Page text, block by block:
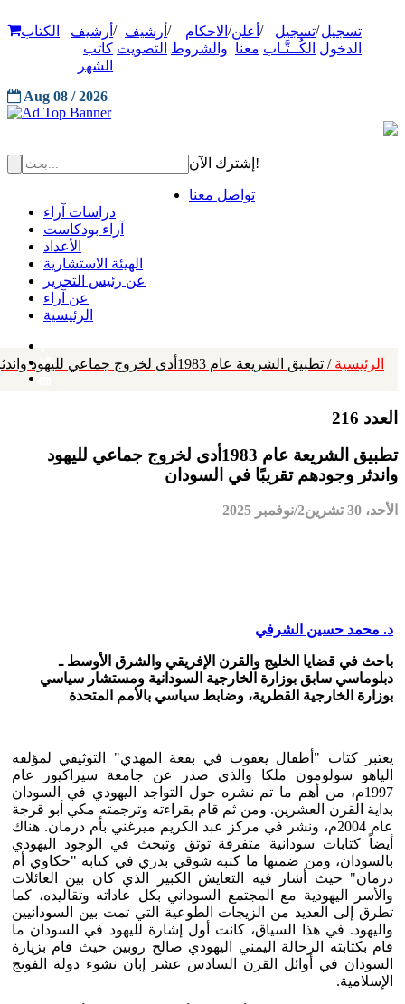
تسجيل
الدخول
/تسجيل
الكُــتَّـاب
/ أعلن
معنا
/ الاحكام
والشروط
/ أرشيف
التصويت
/ أرشيف
كاتب
الشهر
الكتاب
Aug 08 / 2026
إشترك الآن!
تواصل معنا
دراسات آراء
آراء بودكاست
الأعداد
الهيئة الاستشارية
عن رئيس التحرير
عن آراء
الرئيسية
الرئيسية / تطبيق الشريعة عام 1983أدى لخروج جماعي لليهود واندثر وجودهم تقريبًا في السودان
العدد 216
تطبيق الشريعة عام 1983أدى لخروج جماعي لليهود
واندثر وجودهم تقريبًا في السودان
الأحد، 30 تشرين2/نوفمبر 2025
د. محمد حسين الشرفي
باحث في قضايا الخليج والقرن الإفريقي والشرق الأوسط ـ
دبلوماسي سابق بوزارة الخارجية السودانية ومستشار سياسي
بوزارة الخارجية القطرية، وضابط سياسي بالأمم المتحدة
يعتبر كتاب "أطفال يعقوب في بقعة المهدي" التوثيقي لمؤلفه
الياهو سولومون ملكا والذي صدر عن جامعة سيراكيوز عام
1997م، من أهم ما تم نشره حول التواجد اليهودي في السودان
بداية القرن العشرين. ومن ثم قام بقراءته وترجمته مكي أبو قرجة
عام 2004م، ونشر في مركز عبد الكريم ميرغني بأم درمان. هناك
أيضاً كتابات سودانية متفرقة توثق وتبحث في الوجود اليهودي
بالسودان، ومن ضمنها ما كتبه شوقي بدري في كتابه "حكاوي أم
درمان" حيث أشار فيه التعايش الكبير الذي كان بين العائلات
والأسر اليهودية مع المجتمع السوداني بكل عاداته وتقاليده، كما
تطرق إلى العديد من الزيجات الطوعية التي تمت بين السودانيين
واليهود. في هذا السياق، كانت أول إشارة لليهود في السودان ما
قام بكتابته الرحالة اليمني اليهودي صالح روبين حيث قام بزيارة
السودان في أوائل القرن السادس عشر إبان نشوء دولة الفونج
الإسلامية.